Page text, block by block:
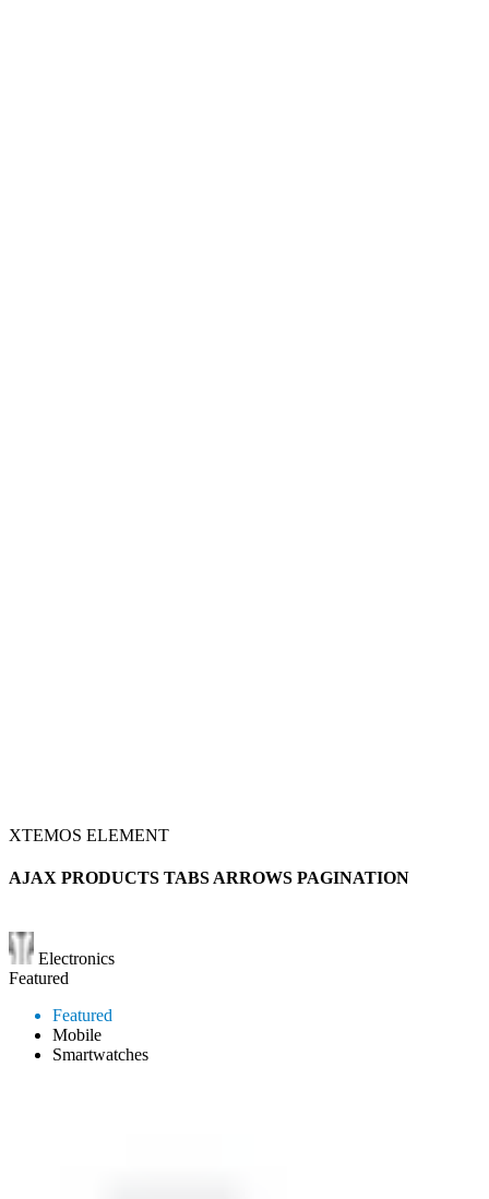
XTEMOS ELEMENT
AJAX PRODUCTS TABS ARROWS PAGINATION
Electronics
Featured
Featured
Mobile
Smartwatches